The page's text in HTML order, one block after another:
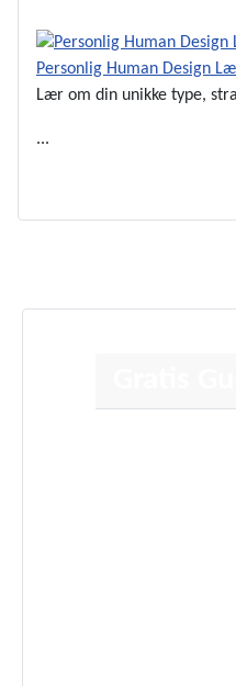
Personlig Human Design
Lær om din unikke type,
...